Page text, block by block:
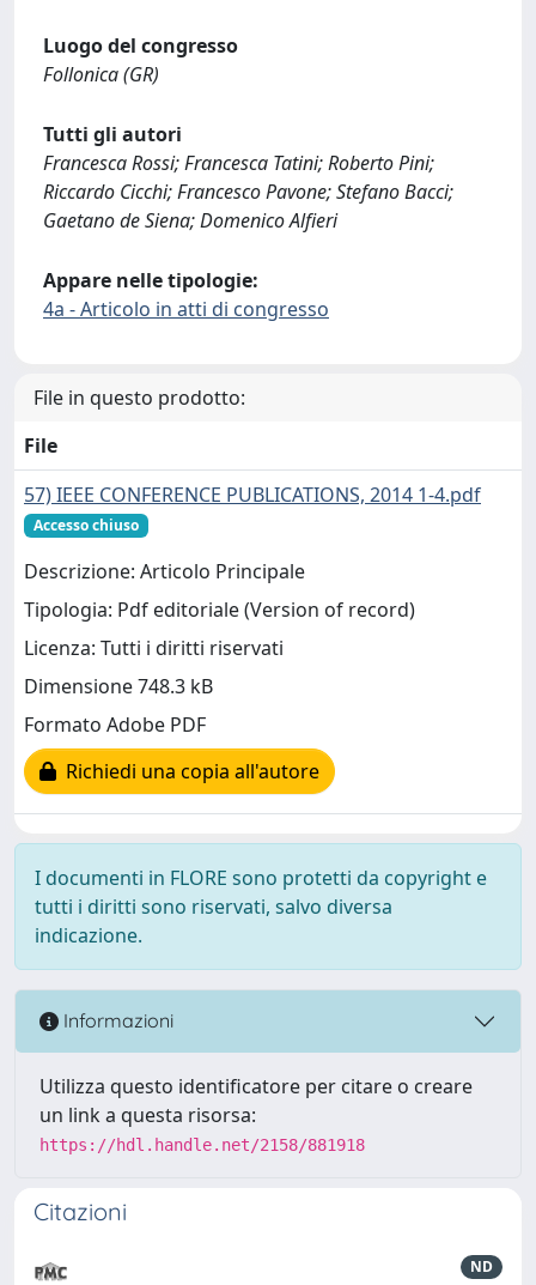
Luogo del congresso
Follonica (GR)
Tutti gli autori
Francesca Rossi; Francesca Tatini; Roberto Pini;
Riccardo Cicchi; Francesco Pavone; Stefano Bacci;
Gaetano de Siena; Domenico Alfieri
Appare nelle tipologie:
4a - Articolo in atti di congresso
File in questo prodotto:
File
57) IEEE CONFERENCE PUBLICATIONS, 2014 1-4.pdf
Accesso chiuso
Descrizione: Articolo Principale
Tipologia: Pdf editoriale (Version of record)
Licenza: Tutti i diritti riservati
Dimensione 748.3 kB
Formato Adobe PDF
Richiedi una copia all'autore
I documenti in FLORE sono protetti da copyright e
tutti i diritti sono riservati, salvo diversa
indicazione.
Informazioni
Utilizza questo identificatore per citare o creare
un link a questa risorsa:
https://hdl.handle.net/2158/881918
Citazioni
ND